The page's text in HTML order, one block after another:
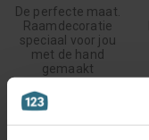
De perfecte maat.
Raamdecoratie
speciaal voor jou
met de hand
gemaakt